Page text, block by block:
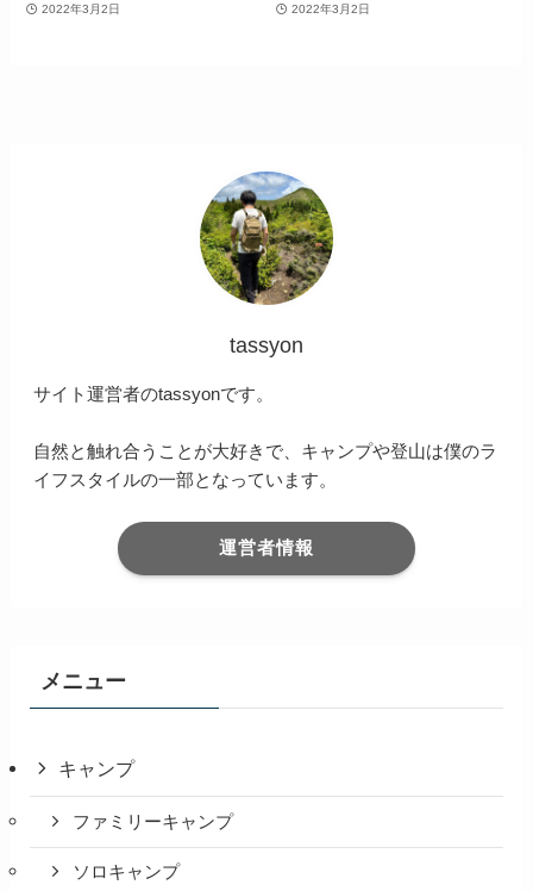
2022年3月2日 2022年3月2日
tassyon
サイト運営者のtassyonです。
自然と触れ合うことが大好きで、キャンプや登山は僕のラ
イフスタイルの一部となっています。
運営者情報
メニュー
キャンプ
ファミリーキャンプ
ソロキャンプ